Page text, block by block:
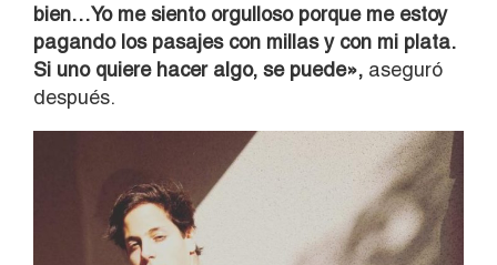
bien…Yo me siento orgulloso porque me estoy
pagando los pasajes con millas y con mi plata.
Si uno quiere hacer algo, se puede», aseguró
después.